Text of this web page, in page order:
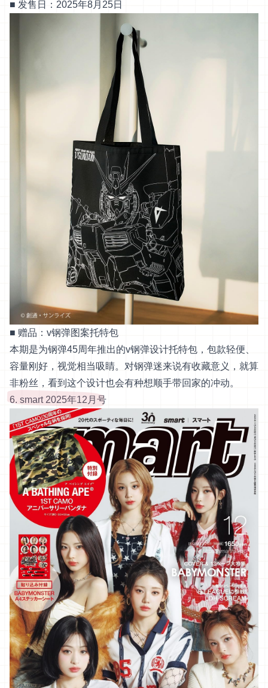
■ 发售日：2025年8月25日
■ 赠品：v钢弹图案托特包
本期是为钢弹45周年推出的v钢弹设计托特包，包款轻便、
容量刚好，视觉相当吸睛。对钢弹迷来说有收藏意义，就算
非粉丝，看到这个设计也会有种想顺手带回家的冲动。
6. smart 2025年12月号